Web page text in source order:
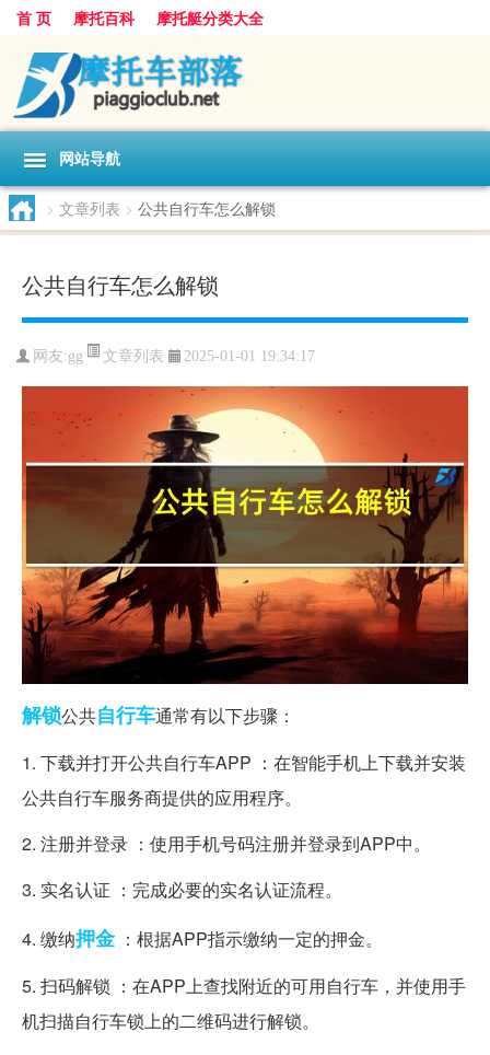
首 页 摩托百科 摩托艇分类大全
网站导航
> 文章列表 > 公共自行车怎么解锁
公共自行车怎么解锁
网友:gg 文章列表 2025-01-01 19:34:17
解锁公共自行车通常有以下步骤：
1. 下载并打开公共自行车APP ：在智能手机上下载并安装
公共自行车服务商提供的应用程序。
2. 注册并登录 ：使用手机号码注册并登录到APP中。
3. 实名认证 ：完成必要的实名认证流程。
4. 缴纳押金：根据APP指示缴纳一定的押金。
5. 扫码解锁 ：在APP上查找附近的可用自行车，并使用手
机扫描自行车锁上的二维码进行解锁。